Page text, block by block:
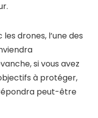
drones, l’une des
si vous avez
à protéger,
peut-être